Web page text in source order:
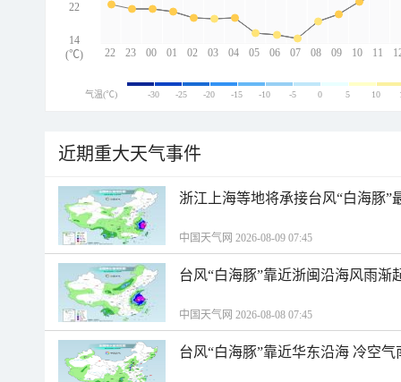
22 23 00 01 02 03 04 05 06 07 08 09 10 11
22
14
(℃)
气温(℃) -30 -25 -20 -15 -10 -5 0 5 10
近期重大天气事件
浙江上海等地将承接台风“白海豚”
中国天气网 2026-08-09 07:45
台风“白海豚”靠近浙闽沿海风雨渐
中国天气网 2026-08-08 07:45
台风“白海豚”靠近华东沿海 冷空